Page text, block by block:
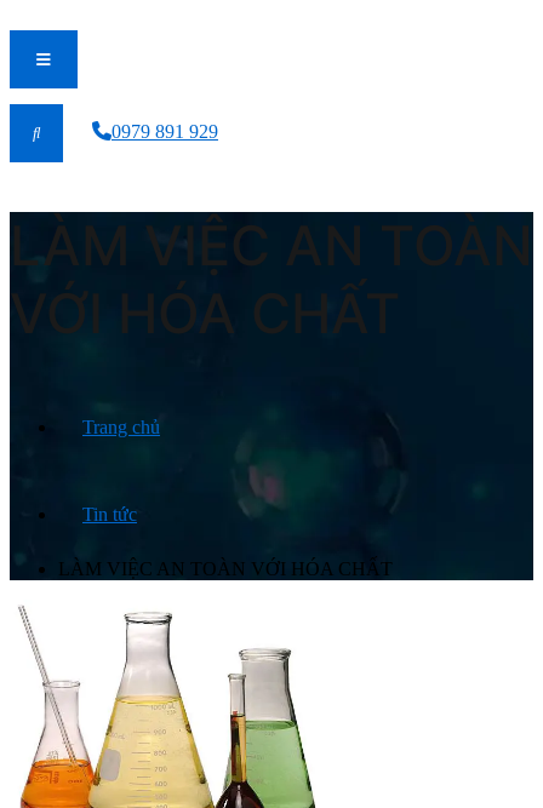
0979 891 929
LÀM VIỆC AN TOÀN
VỚI HÓA CHẤT
Trang chủ
Tin tức
LÀM VIỆC AN TOÀN VỚI HÓA CHẤT